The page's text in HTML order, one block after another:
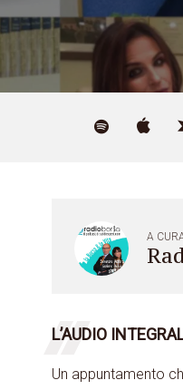
A
L’AUDIO
Un appuntamento